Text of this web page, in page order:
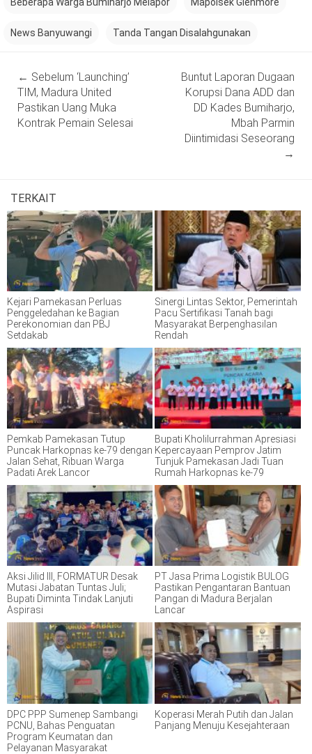
News Banyuwangi Tanda Tangan Disalahgunakan
navigation
← Sebelum ‘Launching’
TIM, Madura United
Pastikan Uang Muka
Kontrak Pemain Selesai
Buntut Laporan Dugaan
Korupsi Dana ADD dan
DD Kades Bumiharjo,
Mbah Parmin
Diintimidasi Seseorang
→
TERKAIT
Kejari Pamekasan Perluas
Penggeledahan ke Bagian
Perekonomian dan PBJ
Setdakab
Sinergi Lintas Sektor, Pemerintah
Pacu Sertifikasi Tanah bagi
Masyarakat Berpenghasilan
Rendah
Pemkab Pamekasan Tutup
Puncak Harkopnas ke-79 dengan
Jalan Sehat, Ribuan Warga
Padati Arek Lancor
Bupati Kholilurrahman Apresiasi
Kepercayaan Pemprov Jatim
Tunjuk Pamekasan Jadi Tuan
Rumah Harkopnas ke-79
Aksi Jilid III, FORMATUR Desak
Mutasi Jabatan Tuntas Juli;
Bupati Diminta Tindak Lanjuti
Aspirasi
PT Jasa Prima Logistik BULOG
Pastikan Pengantaran Bantuan
Pangan di Madura Berjalan
Lancar
DPC PPP Sumenep Sambangi
PCNU, Bahas Penguatan
Program Keumatan dan
Pelayanan Masyarakat
Koperasi Merah Putih dan Jalan
Panjang Menuju Kesejahteraan